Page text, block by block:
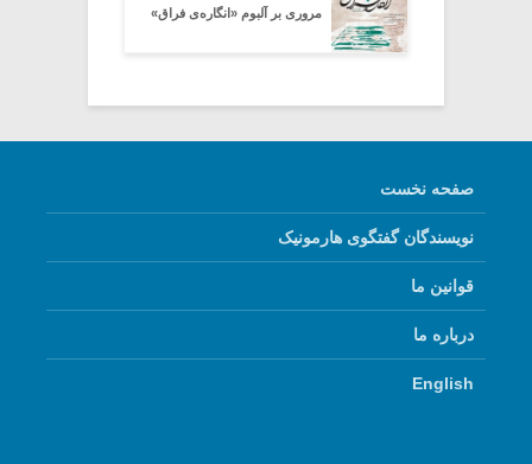
مروری بر آلبوم «انگاره‌ی فراق»
صفحه نخست
نویسندگان گفتگوی هارمونیک
قوانین ما
درباره ما
English